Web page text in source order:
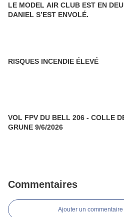
LE MODEL AIR CLUB EST EN DEUIL :
DANIEL S’EST ENVOLÉ.
RISQUES INCENDIE ÉLEVÉ
VOL FPV DU BELL 206 - COLLE
GRUNE 9/6/2026
Commentaires
Ajouter un commentaire